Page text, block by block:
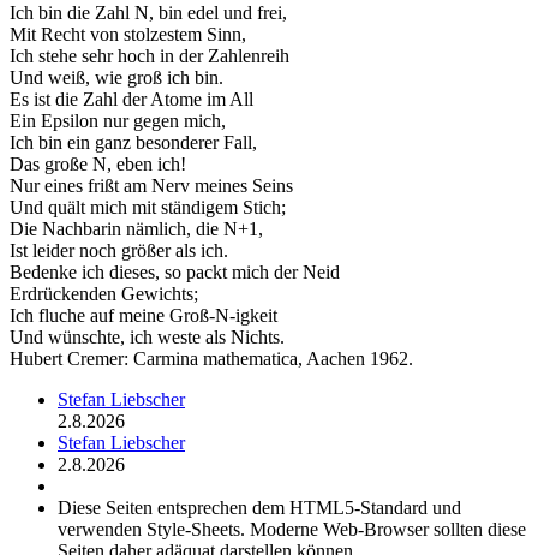
Ich bin die Zahl N, bin edel und frei,
Mit Recht von stolzestem Sinn,
Ich stehe sehr hoch in der Zahlenreih
Und weiß, wie groß ich bin.
Es ist die Zahl der Atome im All
Ein Epsilon nur gegen mich,
Ich bin ein ganz besonderer Fall,
Das große N, eben ich!
Nur eines frißt am Nerv meines Seins
Und quält mich mit ständigem Stich;
Die Nachbarin nämlich, die N+1,
Ist leider noch größer als ich.
Bedenke ich dieses, so packt mich der Neid
Erdrückenden Gewichts;
Ich fluche auf meine Groß-N-igkeit
Und wünschte, ich weste als Nichts.
Hubert Cremer: Carmina mathematica, Aachen 1962.
Stefan Liebscher
2.8.2026
Stefan Liebscher
2.8.2026
Diese Seiten entsprechen dem HTML5-Standard und
verwenden Style-Sheets. Moderne Web-Browser sollten diese
Seiten daher adäquat darstellen können.